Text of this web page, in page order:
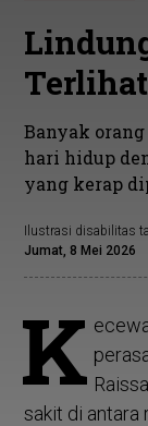
Terlihat
Banyak
hari hidup
yang kerap
Ilustrasi disabilitas
Jumat, 8 Mei 2026
K
sakit di antara